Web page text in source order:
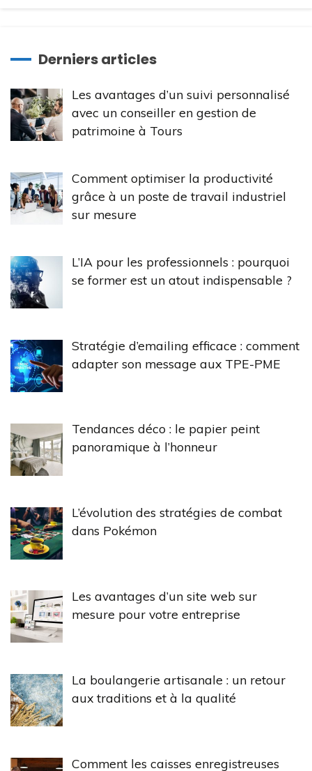
Derniers articles
Les avantages d’un suivi personnalisé
avec un conseiller en gestion de
patrimoine à Tours
Comment optimiser la productivité
grâce à un poste de travail industriel
sur mesure
L’IA pour les professionnels : pourquoi
se former est un atout indispensable ?
Stratégie d’emailing efficace : comment
adapter son message aux TPE-PME
Tendances déco : le papier peint
panoramique à l’honneur
L’évolution des stratégies de combat
dans Pokémon
Les avantages d’un site web sur
mesure pour votre entreprise
La boulangerie artisanale : un retour
aux traditions et à la qualité
Comment les caisses enregistreuses